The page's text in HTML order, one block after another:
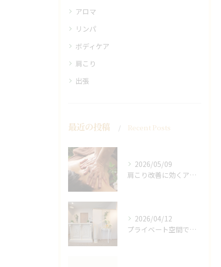
アロマ
リンパ
ボディケア
肩こり
出張
最近の投稿 Recent Posts
2026/05/09
肩こり改善に効くアロマリンパの手技と効果
2026/04/12
プライベート空間で極上アロマリンパケアの効果